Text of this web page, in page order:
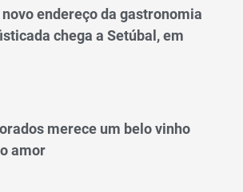
endereço da gastronomia
chega a Setúbal, em
merece um belo vinho
amor